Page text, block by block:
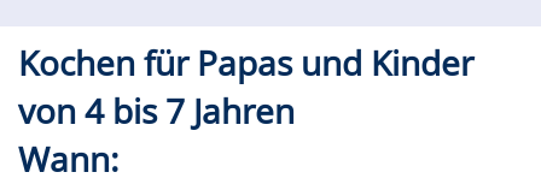
Kochen für Papas und Kinder
von 4 bis 7 Jahren
Wann: